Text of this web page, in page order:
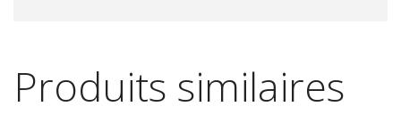
Produits similaires